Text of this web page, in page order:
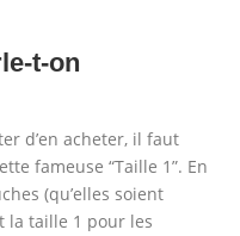
t-on
d’en acheter, il faut
fameuse “Taille 1”. En
(qu’elles soient
la taille 1 pour les